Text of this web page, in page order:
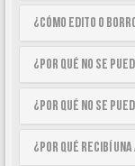
¿Cómo edito o
¿Por qué no se
¿Por qué no se
¿Por qué recibí